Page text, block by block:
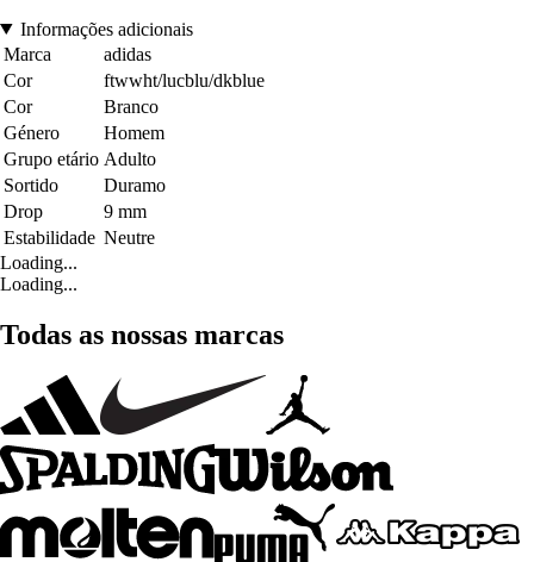
Informações adicionais
Marca
adidas
Cor
ftwwht/lucblu/dkblue
Cor
Branco
Género
Homem
Grupo etário Adulto
Sortido
Duramo
Drop
9 mm
Estabilidade Neutre
Loading...
Loading...
Todas as nossas marcas